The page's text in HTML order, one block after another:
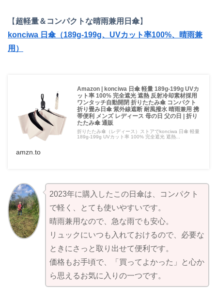
【 超軽量＆コンパクトな晴雨兼用日傘】
konciwa 日傘（189g-199g、UVカット率100%、晴雨兼
用）
Amazon | konciwa 日傘 軽量 189g-199g UVカ
ット率 100% 完全遮光 遮熱 反射冷却素材採用
ワンタッチ自動開閉 折りたたみ傘 コンパクト
折り畳み日傘 紫外線遮断 耐風撥水 晴雨兼用 携
帯便利 メンズ レディース 母の日 父の日 | 折り
たたみ傘 通販
折りたたみ傘（レディース）ストアでkonciwa 日傘 軽量
189g-199g UVカット率 100% 完全遮光 遮熱...
amzn.to
2023年に購入したこの日傘は、コンパクト
で軽く、とても使いやすいです。
晴雨兼用なので、急な雨でも安心。
リュックにいつも入れておけるので、必要な
ときにさっと取り出せて便利です。
価格もお手頃で、「買ってよかった」と心か
ら思えるお気に入りの一つです。